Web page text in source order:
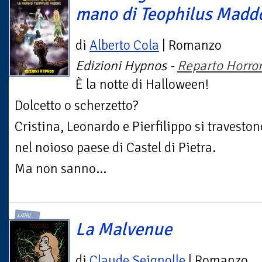
mano di Teophilus
di Alberto Cola | Romanzo
Edizioni Hypnos - Reparto Horror
È la notte di Halloween!
Dolcetto o scherzetto?
Cristina, Leonardo e Pierfilippo si
nel noioso paese di Castel di Pietra.
Ma non sanno...
LIBRI
La Malvenue